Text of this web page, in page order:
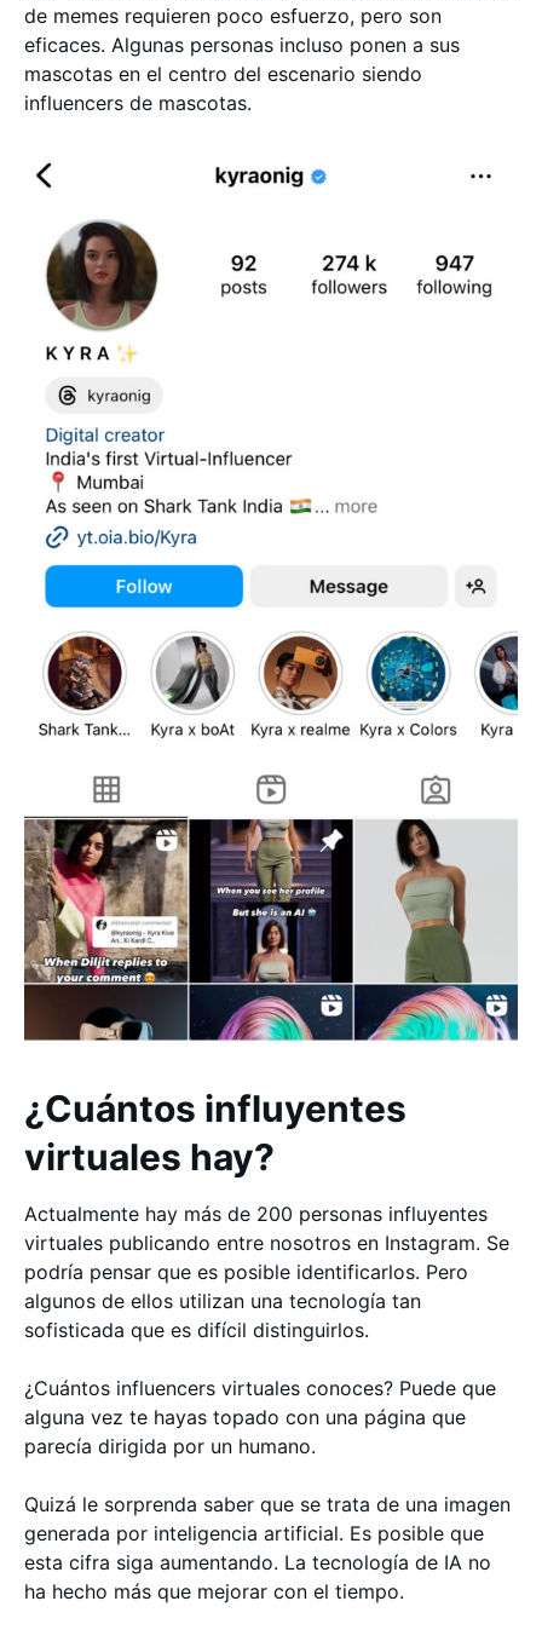
de memes requieren poco esfuerzo, pero son
eficaces. Algunas personas incluso ponen a sus
mascotas en el centro del escenario siendo
influencers de mascotas.
¿Cuántos influyentes
virtuales hay?
Actualmente hay más de 200 personas influyentes
virtuales publicando entre nosotros en Instagram. Se
podría pensar que es posible identificarlos. Pero
algunos de ellos utilizan una tecnología tan
sofisticada que es difícil distinguirlos.
¿Cuántos influencers virtuales conoces? Puede que
alguna vez te hayas topado con una página que
parecía dirigida por un humano.
Quizá le sorprenda saber que se trata de una imagen
generada por inteligencia artificial. Es posible que
esta cifra siga aumentando. La tecnología de IA no
ha hecho más que mejorar con el tiempo.